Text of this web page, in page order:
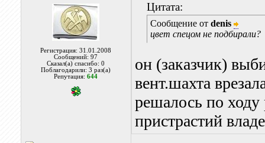
Регистрация: 31.01.2008
Сообщений: 97
Сказал(а) спасибо: 0
Поблагодарили: 3 раз(а)
Репутация:644
Цитата:
Сообщение от denis
цвет спецом не подбирали?
он (заказчик)
вент.шахта
решалось по ходу
пристрастий